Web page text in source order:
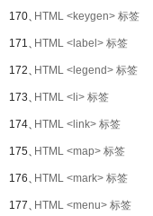
170、HTML <keygen> 标签
171、HTML <label> 标签
172、HTML <legend> 标签
173、HTML <li> 标签
174、HTML <link> 标签
175、HTML <map> 标签
176、HTML <mark> 标签
177、HTML <menu> 标签